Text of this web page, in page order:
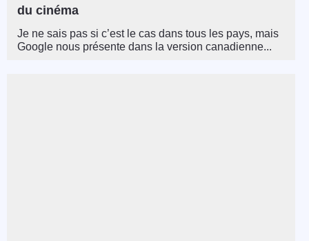
du cinéma
Je ne sais pas si c’est le cas dans tous les pays, mais
Google nous présente dans la version canadienne...